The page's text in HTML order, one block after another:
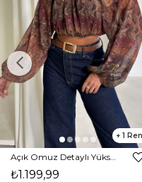
1
₺1.199,99